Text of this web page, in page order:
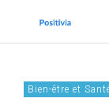
Bien-être et